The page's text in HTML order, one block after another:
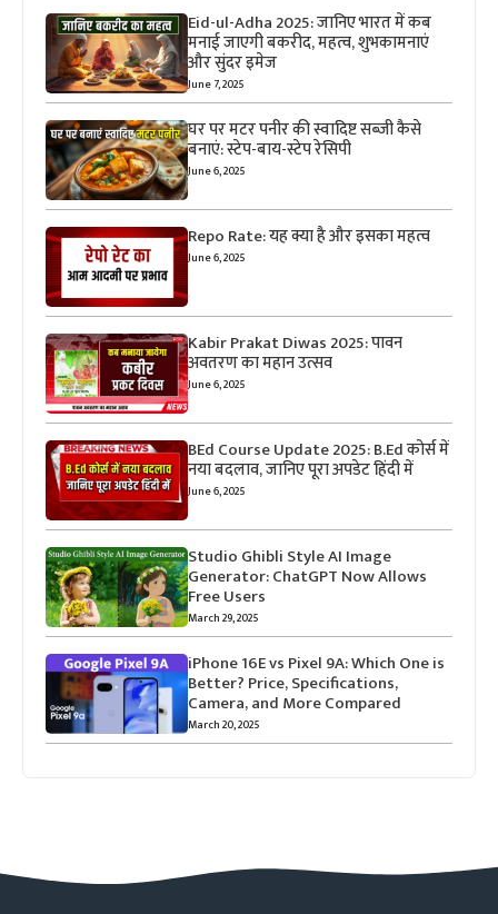
Eid-ul-Adha 2025: जानिए भारत में कब
मनाई जाएगी बकरीद, महत्व, शुभकामनाएं
और सुंदर इमेज
June 7, 2025
घर पर मटर पनीर की स्वादिष्ट सब्जी कैसे
बनाएं: स्टेप-बाय-स्टेप रेसिपी
June 6, 2025
Repo Rate: यह क्या है और इसका महत्व
June 6, 2025
Kabir Prakat Diwas 2025: पावन
अवतरण का महान उत्सव
June 6, 2025
BEd Course Update 2025: B.Ed कोर्स में
नया बदलाव, जानिए पूरा अपडेट हिंदी में
June 6, 2025
Studio Ghibli Style AI Image
Generator: ChatGPT Now Allows
Free Users
March 29, 2025
iPhone 16E vs Pixel 9A: Which One is
Better? Price, Specifications,
Camera, and More Compared
March 20, 2025